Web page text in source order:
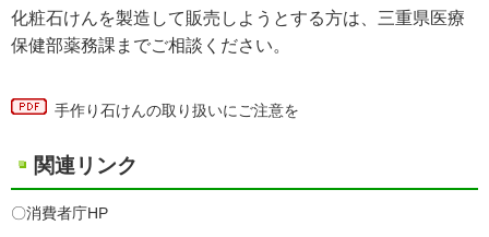
化粧石けんを製造して販売しようとする方は、三重県医療
保健部薬務課までご相談ください。
手作り石けんの取り扱いにご注意を
関連リンク
〇消費者庁HP